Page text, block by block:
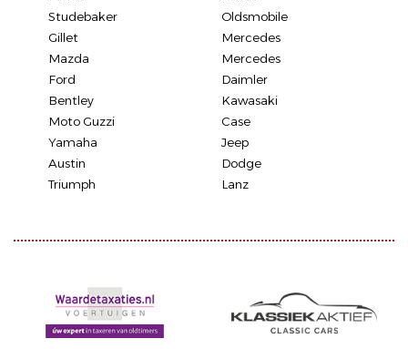
Studebaker
Oldsmobile
Gillet
Mercedes
Mazda
Mercedes
Ford
Daimler
Bentley
Kawasaki
Moto Guzzi
Case
Yamaha
Jeep
Austin
Dodge
Triumph
Lanz